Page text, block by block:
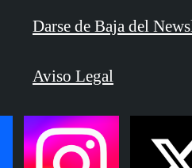
Darse de Baja del
Aviso Legal